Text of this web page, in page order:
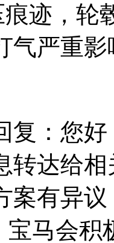
迹，轮
气严重
复：您
转达给
案有异
宝马会